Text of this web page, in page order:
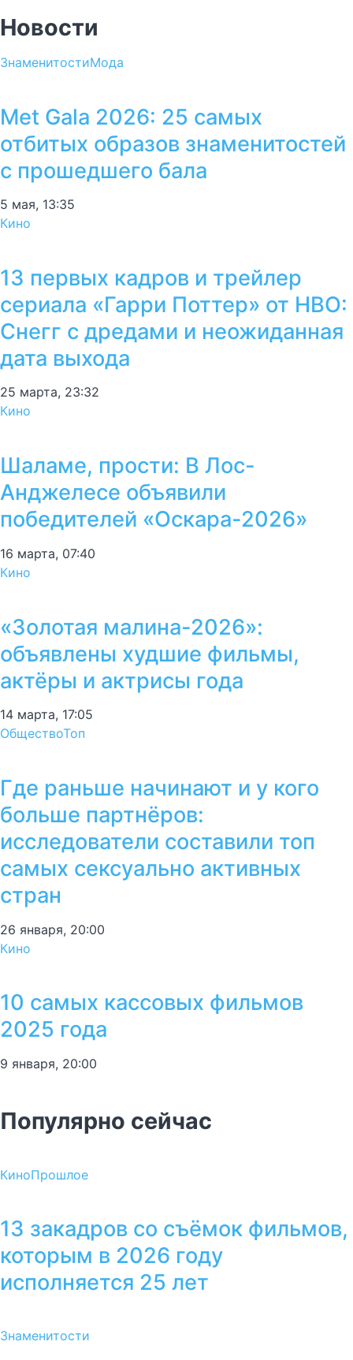
Новости
ЗнаменитостиМода
Met Gala 2026: 25 самых
отбитых образов знаменитостей
с прошедшего бала
5 мая, 13:35
Кино
13 первых кадров и трейлер
сериала «Гарри Поттер» от HBO:
Снегг с дредами и неожиданная
дата выхода
25 марта, 23:32
Кино
Шаламе, прости: В Лос-
Анджелесе объявили
победителей «Оскара-2026»
16 марта, 07:40
Кино
«Золотая малина-2026»:
объявлены худшие фильмы,
актёры и актрисы года
14 марта, 17:05
ОбществоТоп
Где раньше начинают и у кого
больше партнёров:
исследователи составили топ
самых сексуально активных
стран
26 января, 20:00
Кино
10 самых кассовых фильмов
2025 года
9 января, 20:00
Популярно сейчас
КиноПрошлое
13 закадров со съёмок фильмов,
которым в 2026 году
исполняется 25 лет
Знаменитости